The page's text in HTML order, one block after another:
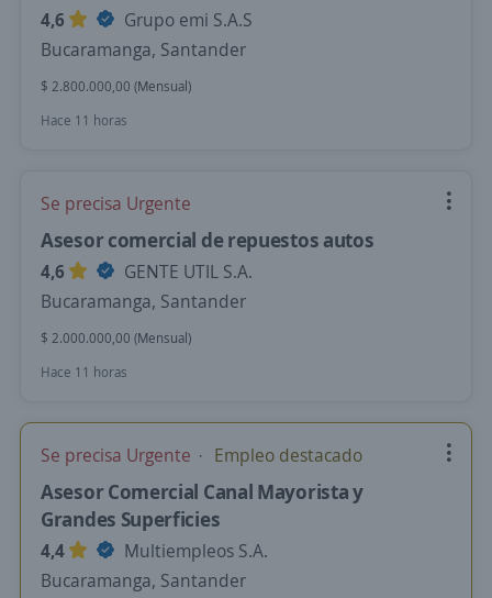
4,6
Grupo emi S.A.S
Bucaramanga, Santander
$ 2.800.000,00 (Mensual)
Hace 11 horas
Se precisa Urgente
Asesor comercial de repuestos autos
4,6
GENTE UTIL S.A.
Bucaramanga, Santander
$ 2.000.000,00 (Mensual)
Hace 11 horas
Se precisa Urgente Empleo destacado
Asesor Comercial Canal Mayorista y
Grandes Superficies
4,4
Multiempleos S.A.
Bucaramanga, Santander